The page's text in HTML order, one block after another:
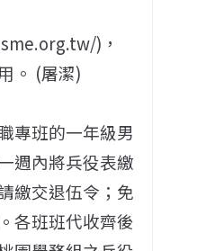
)，
。 (屠潔)
專班的一年級男
週內將兵役表繳
繳交退伍令；免
各班班代收齊後